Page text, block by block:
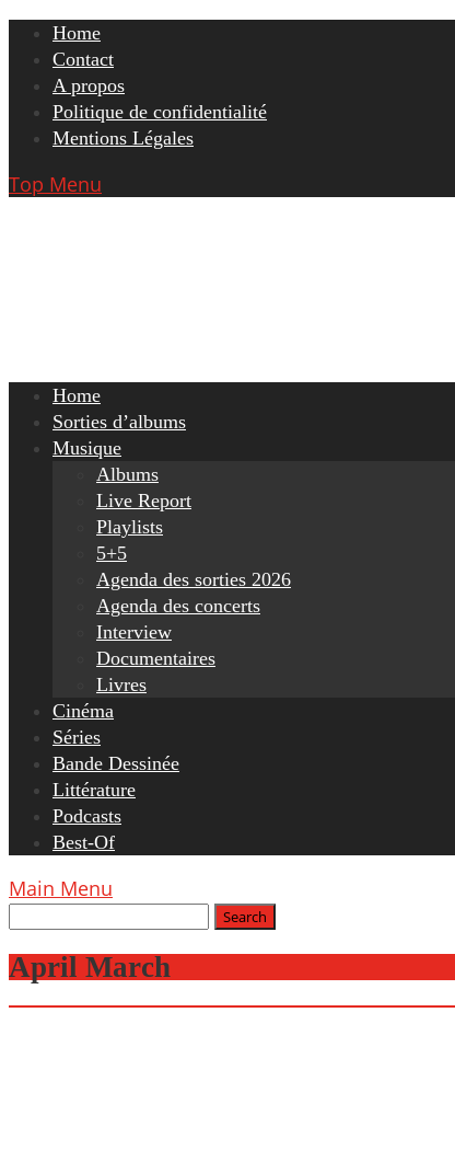
Skip
content
Home
Contact
A propos
Politique de confidentialité
Mentions Légales
Top Menu
Home
Sorties d’albums
Musique
Albums
Live Report
Playlists
5+5
Agenda des sorties 2026
Agenda des concerts
Interview
Documentaires
Livres
Cinéma
Séries
Bande Dessinée
Littérature
Podcasts
Best-Of
Main Menu
April March